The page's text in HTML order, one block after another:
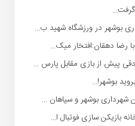
بوشهر در ورزشگاه شهید ب...
رضا دهقان:افتخار میک...
پیش از بازی مقابل پارس ...
بوشهر!...
شهردارى بوشهر و سپاهان ...
بازیکن سازی فوتبال ا...